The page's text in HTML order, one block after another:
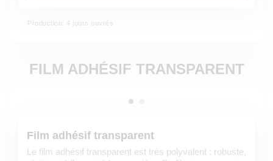
Production: 4 jours ouvrés
FILM ADHÉSIF TRANSPARENT
Film adhésif transparent
Le film adhésif transparent est très polyvalent : robuste,